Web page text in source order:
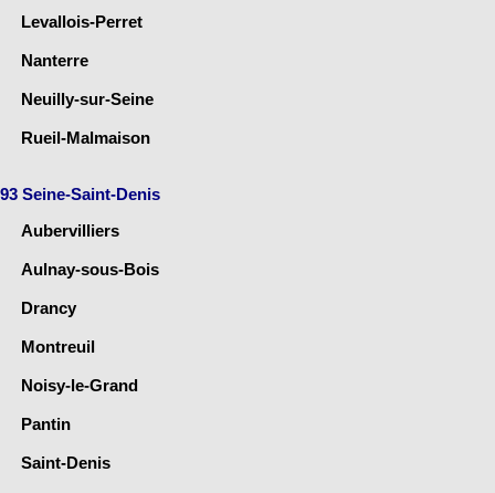
Levallois-Perret
Nanterre
Neuilly-sur-Seine
Rueil-Malmaison
93 Seine-Saint-Denis
Aubervilliers
Aulnay-sous-Bois
Drancy
Montreuil
Noisy-le-Grand
Pantin
Saint-Denis